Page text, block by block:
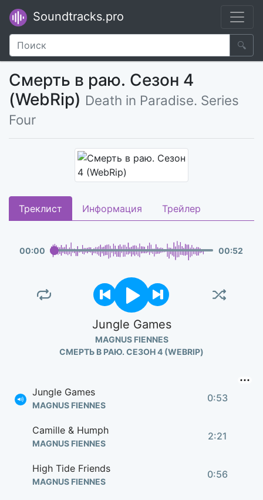
Soundtracks.pro
🔍
Смерть в раю. Сезон 4
(WebRip) Death in Paradise. Series
Four
Треклист Информация Трейлер
00:00 00:52
Jungle Games
MAGNUS FIENNES
СМЕРТЬ В РАЮ. СЕЗОН 4 (WEBRIP)
Jungle Games
MAGNUS FIENNES
0:53
Camille & Humph
MAGNUS FIENNES
2:21
High Tide Friends
MAGNUS FIENNES
0:56